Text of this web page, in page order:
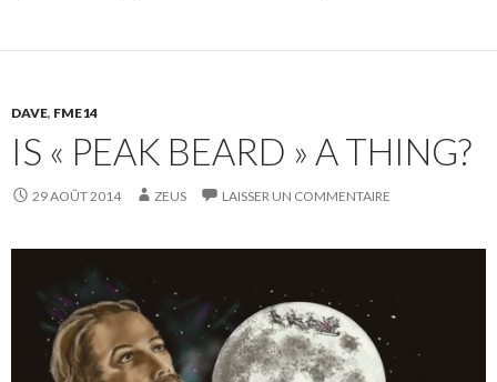
DAVE, FME14
IS « PEAK BEARD » A THING?
29 AOÛT 2014 ZEUS LAISSER UN COMMENTAIRE